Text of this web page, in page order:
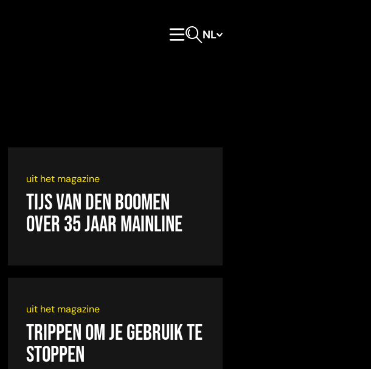
NL
uit het magazine
Tijs van den Boomen
over 35 jaar Mainline
uit het magazine
Trippen om je gebruik te
stoppen